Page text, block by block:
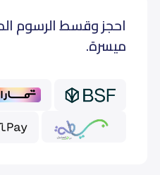
احجز وقسط الرسوم
ميسرة.